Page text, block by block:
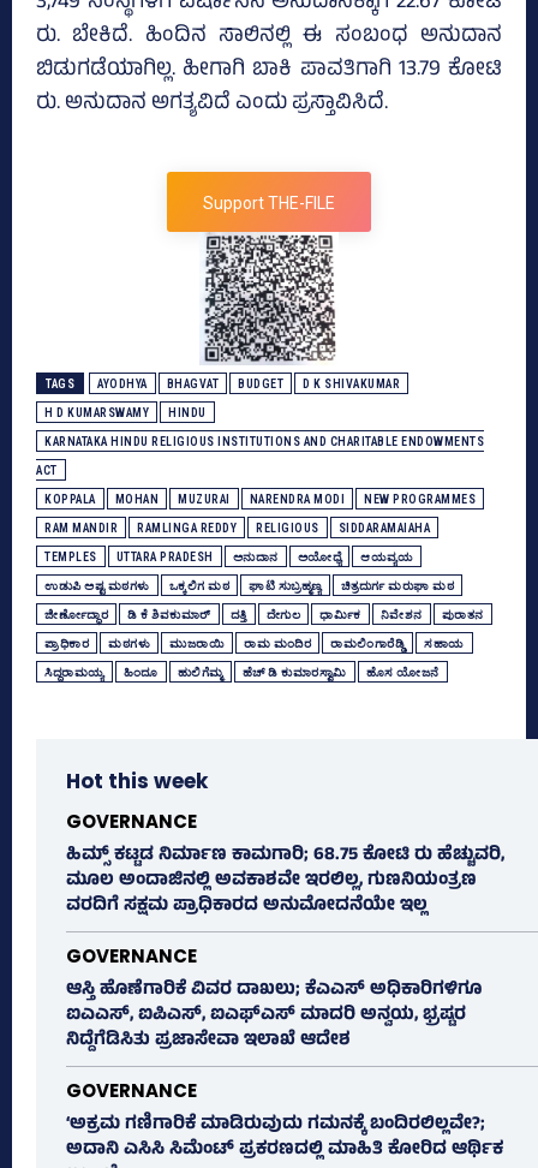
ರು. ಬೇಕಿದೆ. ಹಿಂದಿನ ಸಾಲಿನಲ್ಲಿ ಈ ಸಂಬಂಧ ಅನುದಾನ
ಬಿಡುಗಡೆಯಾಗಿಲ್ಲ. ಹೀಗಾಗಿ ಬಾಕಿ ಪಾವತಿಗಾಗಿ 13.79 ಕೋಟಿ
ರು. ಅನುದಾನ ಅಗತ್ಯವಿದೆ ಎಂದು ಪ್ರಸ್ತಾವಿಸಿದೆ.
Support THE-FILE
TAGS AYODHYA BHAGVAT BUDGET D K SHIVAKUMAR
H D KUMARSWAMY HINDU
KARNATAKA HINDU RELIGIOUS INSTITUTIONS AND CHARITABLE ENDOWMENTS
ACT
KOPPALA MOHAN MUZURAI NARENDRA MODI NEW PROGRAMMES
RAM MANDIR RAMLINGA REDDY RELIGIOUS SIDDARAMAIAHA
TEMPLES UTTARA PRADESH ಅನುದಾನ ಅಯೋಧ್ಯೆ ಆಯವ್ಯಯ
ಉಡುಪಿ ಅಷ್ಟ ಮಠಗಳು ಒಕ್ಕಲಿಗ ಮಠ ಘಾಟಿ ಸುಬ್ರಹ್ಮಣ್ಯ ಚಿತ್ರದುರ್ಗ ಮರುಘಾ ಮಠ
ಜೀರ್ಣೋದ್ಧಾರ ಡಿ ಕೆ ಶಿವಕುಮಾರ್ ದತ್ತಿ ದೇಗುಲ ಧಾರ್ಮಿಕ ನಿವೇಶನ ಪುರಾತನ
ಪ್ರಾಧಿಕಾರ ಮಠಗಳು ಮುಜರಾಯಿ ರಾಮ ಮಂದಿರ ರಾಮಲಿಂಗಾರೆಡ್ಡಿ ಸಹಾಯ
ಸಿದ್ದರಾಮಯ್ಯ ಹಿಂದೂ ಹುಲಿಗೆಮ್ಮ ಹೆಚ್‌ ಡಿ ಕುಮಾರಸ್ವಾಮಿ ಹೊಸ ಯೋಜನೆ
Hot this week
GOVERNANCE
ಹಿಮ್ಸ್‌ ಕಟ್ಟಡ ನಿರ್ಮಾಣ ಕಾಮಗಾರಿ; 68.75 ಕೋಟಿ ರು ಹೆಚ್ಚುವರಿ,
ಮೂಲ ಅಂದಾಜಿನಲ್ಲಿ ಅವಕಾಶವೇ ಇರಲಿಲ್ಲ, ಗುಣನಿಯಂತ್ರಣ
ವರದಿಗೆ ಸಕ್ಷಮ ಪ್ರಾಧಿಕಾರದ ಅನುಮೋದನೆಯೇ ಇಲ್ಲ
GOVERNANCE
ಆಸ್ತಿ ಹೊಣೆಗಾರಿಕೆ ವಿವರ ದಾಖಲು; ಕೆಎಎಸ್ ಅಧಿಕಾರಿಗಳಿಗೂ
ಐಎಎಸ್‌, ಐಪಿಎಸ್‌, ಐಎಫ್‌ಎಸ್‌ ಮಾದರಿ ಅನ್ವಯ, ಭ್ರಷ್ಟರ
ನಿದ್ದೆಗೆಡಿಸಿತು ಪ್ರಜಾಸೇವಾ ಇಲಾಖೆ ಆದೇಶ
GOVERNANCE
‘ಅಕ್ರಮ ಗಣಿಗಾರಿಕೆ ಮಾಡಿರುವುದು ಗಮನಕ್ಕೆ ಬಂದಿರಲಿಲ್ಲವೇ?;
ಅದಾನಿ ಎಸಿಸಿ ಸಿಮೆಂಟ್ ಪ್ರಕರಣದಲ್ಲಿ ಮಾಹಿತಿ ಕೋರಿದ ಆರ್ಥಿಕ